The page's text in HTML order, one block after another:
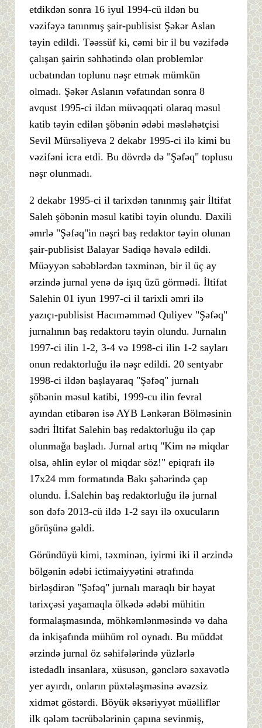
etdikdən sonra 16 iyul 1994-cü ildən bu
vəzifəyə tanınmış şair-publisist Şəkər Aslan
təyin edildi. Təəssüf ki, cəmi bir il bu vəzifədə
çalışan şairin səhhətində olan problemlər
ucbatından toplunu nəşr etmək mümkün
olmadı. Şəkər Aslanın vəfatından sonra 8
avqust 1995-ci ildən müvəqqəti olaraq məsul
katib təyin edilən şöbənin ədəbi məsləhətçisi
Sevil Mürsəliyeva 2 dekabr 1995-ci ilə kimi bu
vəzifəni icra etdi. Bu dövrdə də "Şəfəq" toplusu
nəşr olunmadı.
2 dekabr 1995-ci il tarixdən tanınmış şair İltifat
Saleh şöbənin məsul katibi təyin olundu. Daxili
əmrlə "Şəfəq"in nəşri baş redaktor təyin olunan
şair-publisist Balayar Sadiqə həvalə edildi.
Müəyyən səbəblərdən təxminən, bir il üç ay
ərzində jurnal yenə də işıq üzü görmədi. İltifat
Salehin 01 iyun 1997-ci il tarixli əmri ilə
yazıçı-publisist Hacıməmməd Quliyev "Şəfəq"
jurnalının baş redaktoru təyin olundu. Jurnalın
1997-ci ilin 1-2, 3-4 və 1998-ci ilin 1-2 sayları
onun redaktorluğu ilə nəşr edildi. 20 sentyabr
1998-ci ildən başlayaraq "Şəfəq" jurnalı
şöbənin məsul katibi, 1999-cu ilin fevral
ayından etibarən isə AYB Lənkəran Bölməsinin
sədri İltifat Salehin baş redaktorluğu ilə çap
olunmağa başladı. Jurnal artıq "Kim nə miqdar
olsa, əhlin eylər ol miqdar söz!" epiqrafı ilə
17x24 mm formatında Bakı şəhərində çap
olundu. İ.Salehin baş redaktorluğu ilə jurnal
son dəfə 2013-cü ildə 1-2 sayı ilə oxucuların
görüşünə gəldi.
Göründüyü kimi, təxminən, iyirmi iki il ərzində
bölgənin ədəbi ictimaiyyətini ətrafında
birləşdirən "Şəfəq" jurnalı maraqlı bir həyat
tarixçəsi yaşamaqla ölkədə ədəbi mühitin
formalaşmasında, möhkəmlənməsində və daha
da inkişafında mühüm rol oynadı. Bu müddət
ərzində jurnal öz səhifələrində yüzlərlə
istedadlı insanlara, xüsusən, gənclərə səxavətlə
yer ayırdı, onların püxtələşməsinə əvəzsiz
xidmət göstərdi. Böyük əksəriyyət müəlliflər
ilk qələm təcrübələrinin çapına sevinmiş,